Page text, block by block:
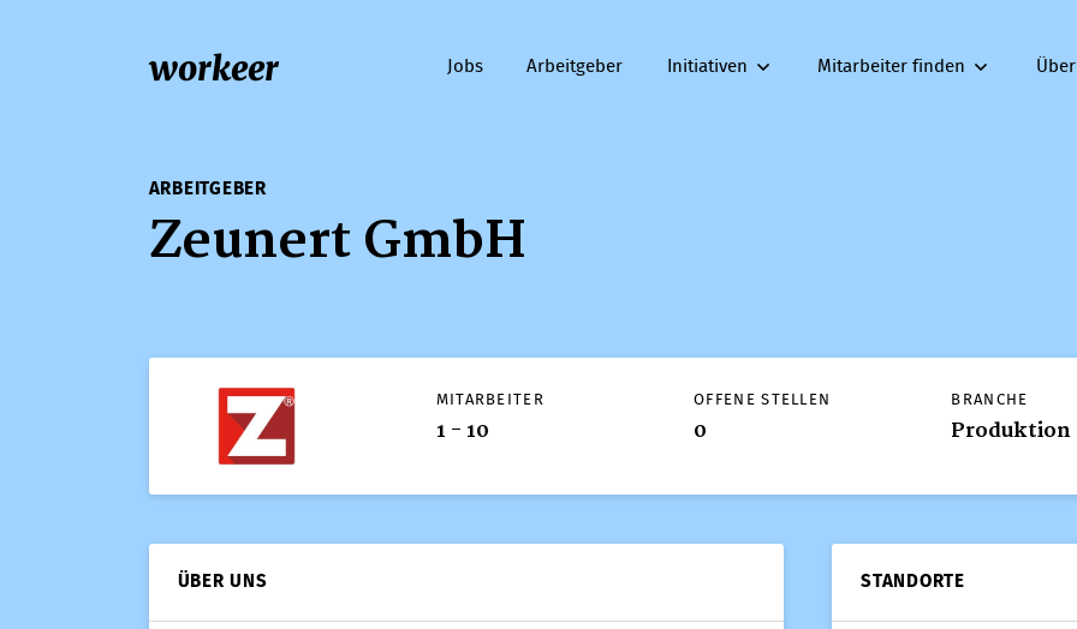
workeer Jobs Arbeitgeber Initiativen Mitarbeiter finden
ARBEITGEBER
Zeunert GmbH
MITARBEITER
1 - 10
OFFENE STELLEN
0
BRANCHE
Produktion
ÜBER UNS STANDORTE